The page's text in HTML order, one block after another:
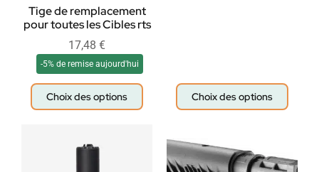
Tige de remplacement
pour toutes les Cibles rts
17,48 €
-5% de remise aujourd'hui
Choix des options Choix des options